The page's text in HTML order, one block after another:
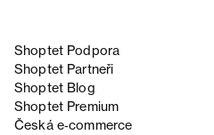
Shoptet Podpora
Shoptet Partneři
Shoptet Blog
Shoptet Premium
Česká e‑commerce